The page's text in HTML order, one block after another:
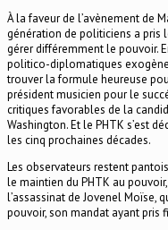
À la faveur de l’avènement de
génération de politiciens a pris
gérer différemment le pouvoir.
politico-diplomatiques
trouver la formule heureuse
président musicien pour le
critiques favorables de la
Washington. Et le PHTK s’est
les cinq prochaines décades.
Les observateurs restent
le maintien du PHTK au
l’assassinat de Jovenel Moïse,
pouvoir, son mandat ayant pris